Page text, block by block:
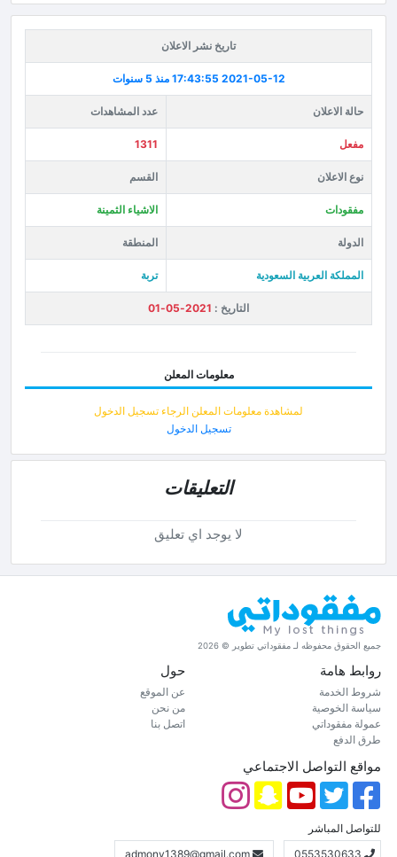
تاريخ نشر الاعلان
2021-05-12 17:43:55 منذ 5 سنوات
حالة الاعلان عدد المشاهدات
مفعل 1311
نوع الاعلان القسم
مفقودات الاشياء الثمينة
الدولة المنطقة
المملكة العربية السعودية تربة
التاريخ : 2021-05-01
معلومات المعلن
لمشاهدة معلومات المعلن الرجاء تسجيل الدخول
تسجيل الدخول
التعليقات
لا يوجد اي تعليق
جميع الحقوق محفوظه لـ مفقوداتي تطوير © 2026
روابط هامة
شروط الخدمة
سياسة الخوصية
عمولة مفقوداتي
طرق الدفع
حول
عن الموقع
من نحن
اتصل بنا
مواقع التواصل الاجتماعي
للتواصل المباشر
0553530633
admony1389@gmail.com